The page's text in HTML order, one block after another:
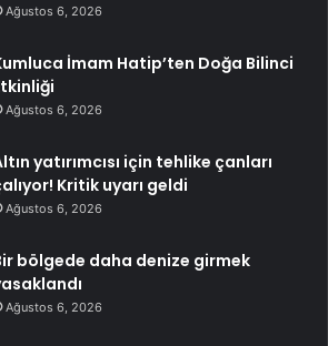
Ağustos 6, 2026
İmam Hatip’ten Doğa Bilinci
Ağustos 6, 2026
yatırımcısı için tehlike çanları
Kritik uyarı geldi
Ağustos 6, 2026
bölgede daha denize girmek
Ağustos 6, 2026